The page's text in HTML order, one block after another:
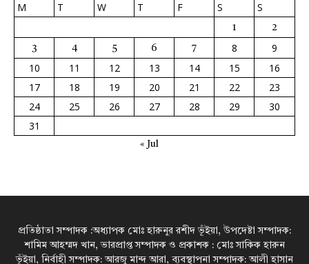
M
T W T F S S
1 2
3 4 5 6 7 8
9
10
11 12 13 14 15
16
17
18 19 20 21 22
23
24
25 26 27 28 29
30
31
« Jul
প্রতিষ্ঠাতা সম্পাদক :অধ্যাপক মোঃ হারুনুর রশীদ ভূঁইয়া, উপদেষ্টা সম্পাদক:
শামিম আহম্মদ খান, ভারপ্রাপ্ত সম্পাদক ও প্রকাশক : মোঃ সাকিক হারুন
ভূঁইয়া, নির্বাহী সম্পাদক: আরজু মান্দ আরা, ব্যবস্থাপনা সম্পাদক: আলী হাসান